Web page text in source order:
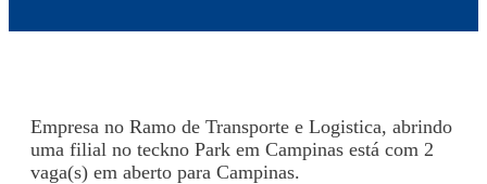
Empresa no Ramo de Transporte e Logistica, abrindo
uma filial no teckno Park em Campinas está com 2
vaga(s) em aberto para Campinas.